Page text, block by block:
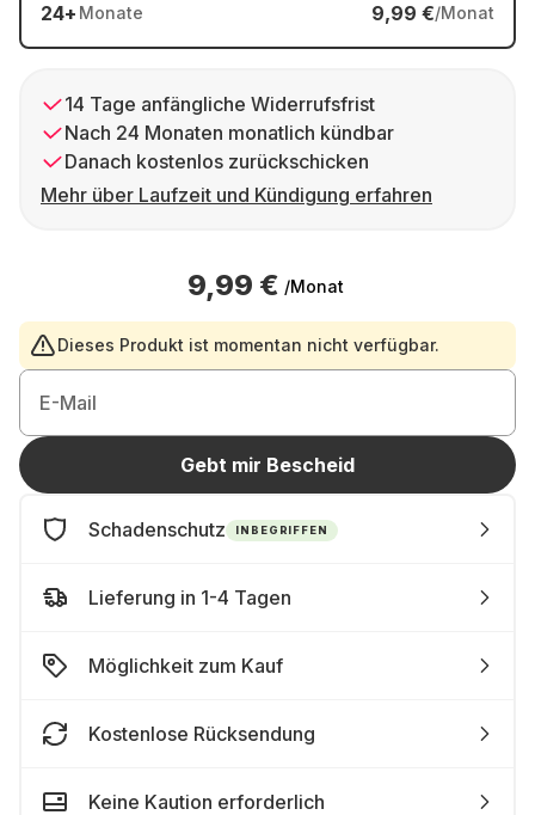
24+ Monate 9,99 €/Monat
14 Tage anfängliche Widerrufsfrist
Nach 24 Monaten monatlich kündbar
Danach kostenlos zurückschicken
Mehr über Laufzeit und Kündigung erfahren
9,99 € /Monat
Dieses Produkt ist momentan nicht verfügbar.
E-Mail
Gebt mir Bescheid
Schadenschutz INBEGRIFFEN
Lieferung in 1-4 Tagen
Möglichkeit zum Kauf
Kostenlose Rücksendung
Keine Kaution erforderlich